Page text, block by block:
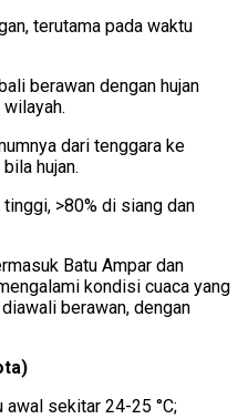
terutama pada waktu
berawan dengan hujan
dari tenggara ke
hujan.
>80% di siang dan
Batu Ampar dan
kondisi cuaca yang
berawan, dengan
awal sekitar 24-25 °C;